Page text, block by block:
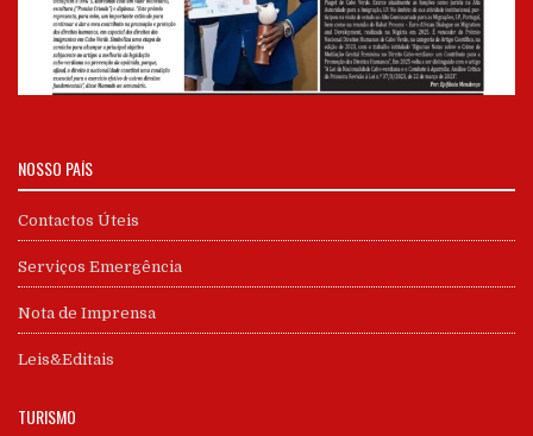
NOSSO PAÍS
Contactos Úteis
Serviços Emergência
Nota de Imprensa
Leis&Editais
TURISMO